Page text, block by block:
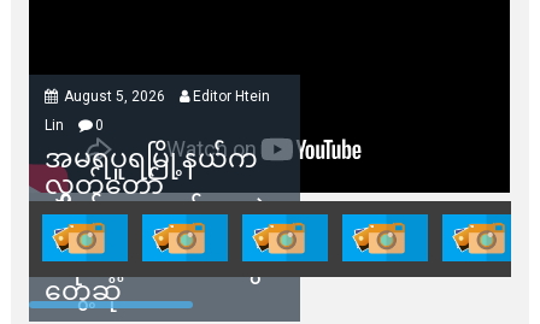
August 5, 2026
Editor Htein
Lin
0
အမရပူရမြို့နယ်က
လွှတ်တော်
ကိုယ်စားလှယ်တွေနဲ့
နေအိမ်တွေဖျက်သိမ်း
ခံရမယ့် ဒေသခံတွေ
တွေ့ဆုံ